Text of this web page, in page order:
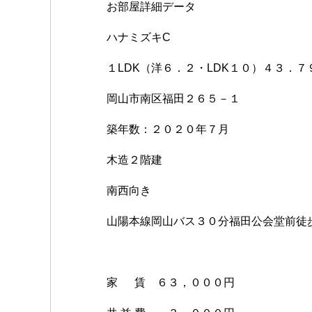
お部屋詳細データ
ハナミズキC
１LDK（洋６．２・LDK１０）４３．７
岡山市南区福田２６５－１
築年数：２０２０年７月
木造２階建
南西向き
山陽本線岡山バス３０分福田公会堂前徒
家 賃 ６３，０００円